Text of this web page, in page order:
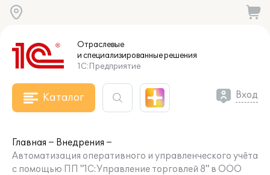
Отраслевые
и специализированныерешения
1С:Предприятие
Каталог Вход
Главная
Внедрения
Автоматизация оперативного и управленческого учёта
с помощью ПП "1С:Управление торговлей 8" в ООО